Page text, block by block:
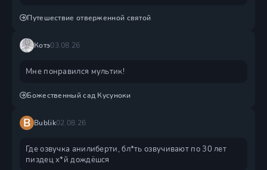
Путешествие отверженной святой
Котэ03.08.26
Мне понравился мультик!
Божественный сад Кусуноки
B Bublik02.08.26
Где озвучка анилиберти, бл*ть озвучивают по 30 лет
пиздец х*й дождëшся